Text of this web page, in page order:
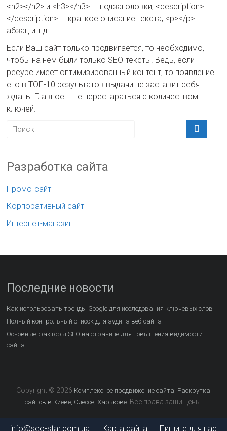
<h2></h2> и <h3></h3> — подзаголовки; <description>
</description> — краткое описание текста; <p></p> —
абзац и т.д.
Если Ваш сайт только продвигается, то необходимо,
чтобы на нем были только SEO-тексты. Ведь, если
ресурс имеет оптимизированный контент, то появление
его в ТОП-10 результатов выдачи не заставит себя
ждать. Главное – не перестараться с количеством
ключей.
Разработка сайта
Промо-сайт
Корпоративный сайт
Интернет-магазин
Последние новости
Как использовать тренды Google для исследования ключевых слов
Полный контрольный список для аудита веб-сайта
Основные факторы SEO на странице для повышения видимости
сайта
Copyright © 2026 Комплексное продвижение сайта. Раскрутка
сайтов в Киеве, Одессе, Харькове. Все права защищены.
info@seo-star.com.ua Карта сайта Пишите для нас